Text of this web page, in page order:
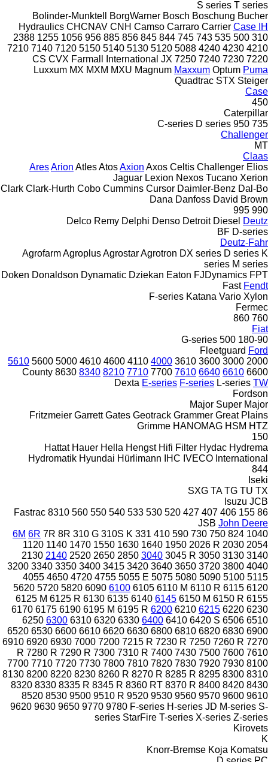
S series T series
Bolinder-Munktell
BorgWarner Bosch Boschung Bucher
Hydraulics CHCNAV CNH Camso Carraro Carrier Case IH
310
500
535
743
745
844
845
856
885
956
1056
1255
2388
4210
4230
4240
5088
5120
5130
5140
5150
7120
7140
7210
7220
7230
7240
7250
CS CVX Farmall International JX
Luxxum MX MXM MXU Magnum Maxxum Optum Puma
Quadtrac STX Steiger
Case
450
Caterpillar
735
950
C-series D series
Challenger
MT
Claas
AresArion AtlesAtosAxion Axos Celtis Challenger Elios
Jaguar Lexion Nexos Tucano Xerion
Clark Clark-Hurth Cobo Cummins Cursor Daimler-Benz Dal-Bo
Dana Danfoss David Brown
990
995
Delco Remy Delphi Denso Detroit Diesel Deutz
BF D-series
Deutz-Fahr
AgrofarmAgroplusAgrostarAgrotron DX series D series K
series M series
Doken Donaldson Dynamatic Dziekan Eaton FJDynamics FPT
Fast Fendt
F-series Katana Vario Xylon
Fermec
760
860
Fiat
180-90
500
G-series
Fleetguard Ford
2000
3000
3600
3610
4000
4110
4600
4610
5000
5600
5610
6600
6610
6640
7610
7700
7710
8210
8340
8630
County
Dexta E-series F-series L-series TW
Fordson
Major Super Major
Fritzmeier Garrett Gates Geotrack Grammer Great Plains
Grimme HANOMAG HSM HTZ
150
Hattat Hauer Hella Hengst Hifi Filter Hydac Hydrema
Hydromatik Hyundai Hürlimann IHC IVECO International
844
Iseki
SXG TA TG TU TX
Isuzu JCB
86
155
406
407
427
520
530
533
540
550
560
8310
Fastrac
JSB John Deere
6M 6R 7R 8R 310 G 310S K 331 410 590 730 750 824 1040
1120 1140 1470 1550 1630 1640 1950 2026 R 2030 2054
2130 2140 2520 2650 2850 3040 3045 R 3050 3130 3140
3200 3340 3350 3400 3415 3420 3640 3650 3720 3800 4040
4055 4650 4720 4755 5055 E 5075 5080 5090 5100 5115
5620 5720 5820 6090 6100 6105 6110 M 6110 R 6115 6120
6125 M 6125 R 6130 6135 6140 6145 6150 M 6150 R 6155
6170 6175 6190 6195 M 6195 R 6200 6210 6215 6220 6230
6250 6300 6310 6320 6330 6400 6410 6420 S 6506 6510
6520 6530 6600 6610 6620 6630 6800 6810 6820 6830 6900
6910 6920 6930 7000 7200 7215 R 7230 R 7250 7260 R 7270
R 7280 R 7290 R 7300 7310 R 7400 7430 7500 7600 7610
7700 7710 7720 7730 7800 7810 7820 7830 7920 7930 8100
8130 8200 8220 8230 8260 R 8270 R 8285 R 8295 8300 8310
8320 8330 8335 R 8345 R 8360 RT 8370 R 8400 8420 8430
8520 8530 9500 9510 R 9520 9530 9560 9570 9600 9610
9620 9630 9650 9770 9780 F-series H-series JD M-series S-
series StarFire T-series X-series Z-series
Kirovets
K
Knorr-Bremse Koja Komatsu